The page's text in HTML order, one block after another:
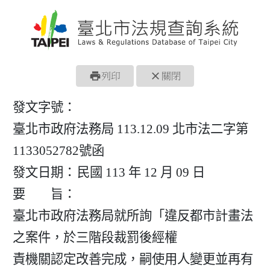
print列印 close 關閉
發文字號：
臺北市政府法務局 113.12.09 北市法二字第
1133052782號函
發文日期： 民國 113 年 12 月 09 日
要 旨：
臺北市政府法務局就所詢「違反都市計畫法
之案件，於三階段裁罰後經權
責機關認定改善完成，嗣使用人變更並再有